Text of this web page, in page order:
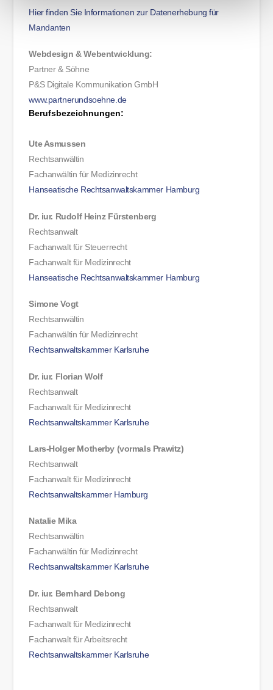
Hier finden Sie Informationen zur Datenerhebung für
Mandanten
Webdesign & Webentwicklung:
Partner & Söhne
P&S Digitale Kommunikation GmbH
www.partnerundsoehne.de
Berufsbezeichnungen:
Ute Asmussen
Rechtsanwältin
Fachanwältin für Medizinrecht
Hanseatische Rechtsanwaltskammer Hamburg
Dr. iur. Rudolf Heinz Fürstenberg
Rechtsanwalt
Fachanwalt für Steuerrecht
Fachanwalt für Medizinrecht
Hanseatische Rechtsanwaltskammer Hamburg
Simone Vogt
Rechtsanwältin
Fachanwältin für Medizinrecht
Rechtsanwaltskammer Karlsruhe
Dr. iur. Florian Wolf
Rechtsanwalt
Fachanwalt für Medizinrecht
Rechtsanwaltskammer Karlsruhe
Lars-Holger Motherby (vormals Prawitz)
Rechtsanwalt
Fachanwalt für Medizinrecht
Rechtsanwaltskammer Hamburg
Natalie Mika
Rechtsanwältin
Fachanwältin für Medizinrecht
Rechtsanwaltskammer Karlsruhe
Dr. iur. Bernhard Debong
Rechtsanwalt
Fachanwalt für Medizinrecht
Fachanwalt für Arbeitsrecht
Rechtsanwaltskammer Karlsruhe